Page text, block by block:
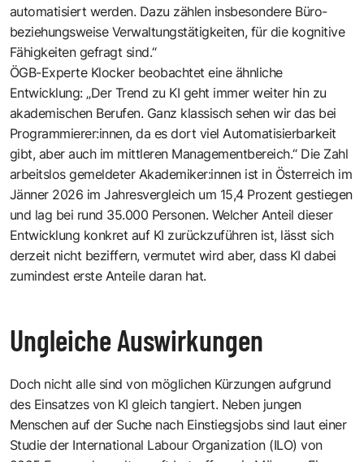
automatisiert werden. Dazu zählen insbesondere Büro-
beziehungsweise Verwaltungstätigkeiten, für die kognitive
Fähigkeiten gefragt sind.“
ÖGB-Experte Klocker beobachtet eine ähnliche
Entwicklung: „Der Trend zu KI geht immer weiter hin zu
akademischen Berufen. Ganz klassisch sehen wir das bei
Programmierer:innen, da es dort viel Automatisierbarkeit
gibt, aber auch im mittleren Managementbereich.“ Die Zahl
arbeitslos gemeldeter Akademiker:innen ist in Österreich im
Jänner 2026 im Jahresvergleich um 15,4 Prozent gestiegen
und lag bei rund 35.000 Personen. Welcher Anteil dieser
Entwicklung konkret auf KI zurückzuführen ist, lässt sich
derzeit nicht beziffern, vermutet wird aber, dass KI dabei
zumindest erste Anteile daran hat.
Ungleiche Auswirkungen
Doch nicht alle sind von möglichen Kürzungen aufgrund
des Einsatzes von KI gleich tangiert. Neben jungen
Menschen auf der Suche nach Einstiegsjobs sind laut einer
Studie der International Labour Organization (ILO) von